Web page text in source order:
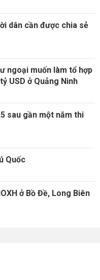
dân cần được chia sẻ
ngoại muốn làm tổ hợp
USD ở Quảng Ninh
sau gần một năm thi
Quốc
ở Bồ Đề, Long Biên